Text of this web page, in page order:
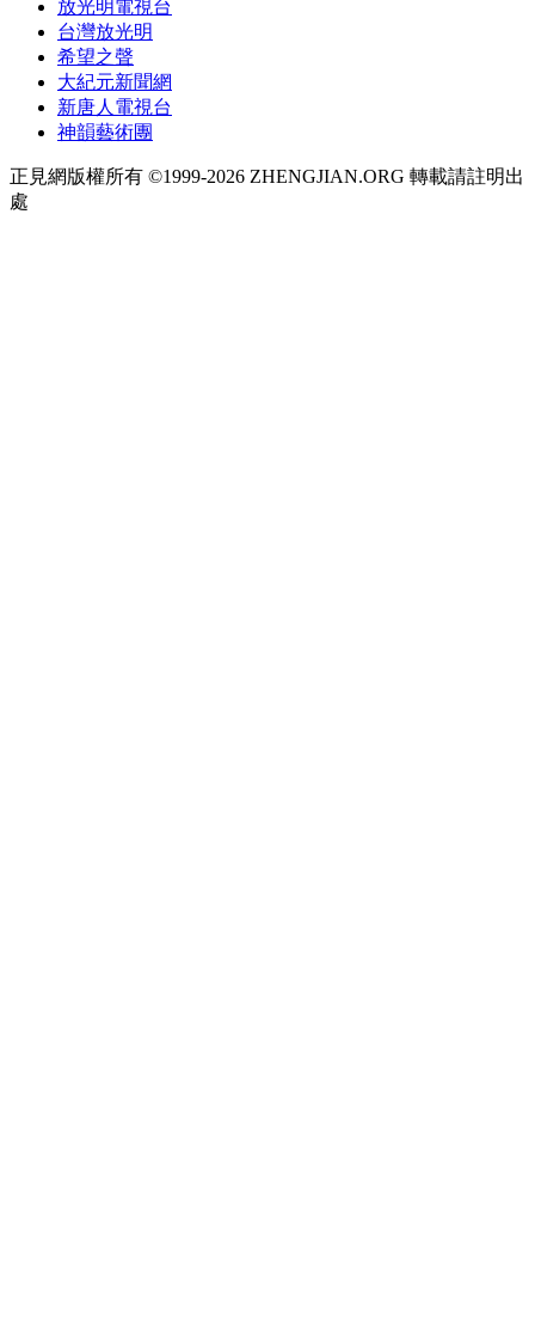
放光明電視台
台灣放光明
希望之聲
大紀元新聞網
新唐人電視台
神韻藝術團
正見網版權所有 ©1999-2026 ZHENGJIAN.ORG 轉載請註明出
處